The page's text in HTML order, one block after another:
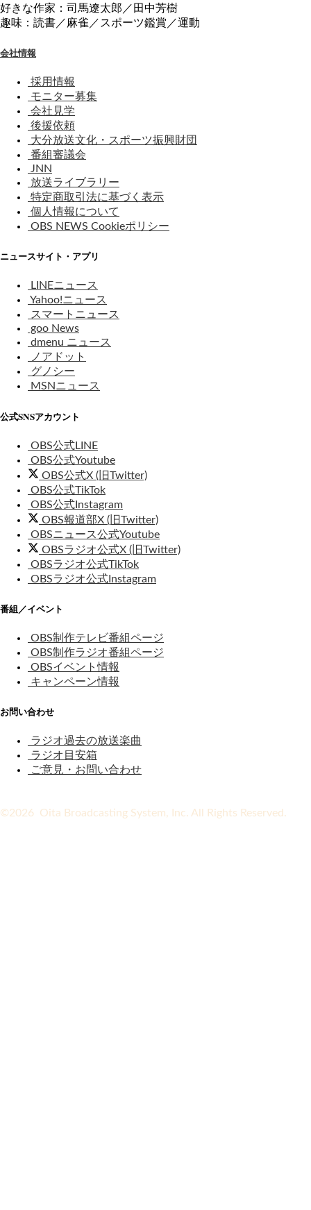
好きな作家：司馬遼太郎／田中芳樹
趣味：読書／麻雀／スポーツ鑑賞／運動
会社情報
採用情報
モニター募集
会社見学
後援依頼
大分放送文化・スポーツ振興財団
番組審議会
JNN
放送ライブラリー
特定商取引法に基づく表示
個人情報について
OBS NEWS Cookieポリシー
ニュースサイト・アプリ
LINEニュース
Yahoo!ニュース
スマートニュース
goo News
dmenu ニュース
ノアドット
グノシー
MSNニュース
公式SNSアカウント
OBS公式LINE
OBS公式Youtube
OBS公式X (旧Twitter)
OBS公式TikTok
OBS公式Instagram
OBS報道部X (旧Twitter)
OBSニュース公式Youtube
OBSラジオ公式X (旧Twitter)
OBSラジオ公式TikTok
OBSラジオ公式Instagram
番組／イベント
OBS制作テレビ番組ページ
OBS制作ラジオ番組ページ
OBSイベント情報
キャンペーン情報
お問い合わせ
ラジオ過去の放送楽曲
ラジオ目安箱
ご意見・お問い合わせ
©2026 Oita Broadcasting System, Inc. All Rights Reserved.